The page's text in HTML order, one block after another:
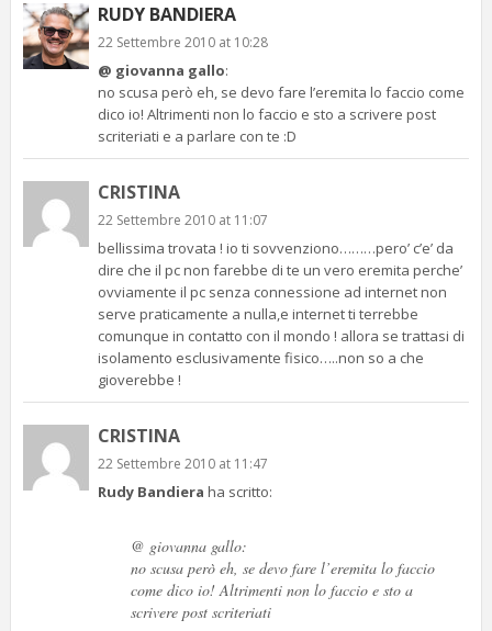
RUDY BANDIERA
22 Settembre 2010 at 10:28
@ giovanna gallo:
no scusa però eh, se devo fare l’eremita lo faccio come
dico io! Altrimenti non lo faccio e sto a scrivere post
scriteriati e a parlare con te :D
CRISTINA
22 Settembre 2010 at 11:07
bellissima trovata ! io ti sovvenziono………pero’ c’e’ da
dire che il pc non farebbe di te un vero eremita perche’
ovviamente il pc senza connessione ad internet non
serve praticamente a nulla,e internet ti terrebbe
comunque in contatto con il mondo ! allora se trattasi di
isolamento esclusivamente fisico…..non so a che
gioverebbe !
CRISTINA
22 Settembre 2010 at 11:47
Rudy Bandiera ha scritto:
@ giovanna gallo:
no scusa però eh, se devo fare l’eremita lo faccio
come dico io! Altrimenti non lo faccio e sto a
scrivere post scriteriati